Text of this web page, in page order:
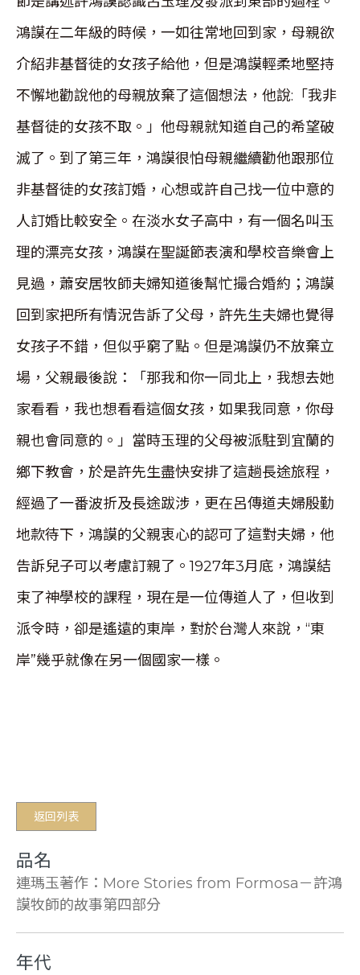
鴻謨在二年級的時候，一如往常地回到家，母親欲
介紹非基督徒的女孩子給他，但是鴻謨輕柔地堅持
不懈地勸說他的母親放棄了這個想法，他說:「我非
基督徒的女孩不取。」他母親就知道自己的希望破
滅了。到了第三年，鴻謨很怕母親繼續勸他跟那位
非基督徒的女孩訂婚，心想或許自己找一位中意的
人訂婚比較安全。在淡水女子高中，有一個名叫玉
理的漂亮女孩，鴻謨在聖誕節表演和學校音樂會上
見過，蕭安居牧師夫婦知道後幫忙撮合婚約；鴻謨
回到家把所有情況告訴了父母，許先生夫婦也覺得
女孩子不錯，但似乎窮了點。但是鴻謨仍不放棄立
場，父親最後說：「那我和你一同北上，我想去她
家看看，我也想看看這個女孩，如果我同意，你母
親也會同意的。」當時玉理的父母被派駐到宜蘭的
鄉下教會，於是許先生盡快安排了這趟長途旅程，
經過了一番波折及長途跋涉，更在呂傳道夫婦殷勤
地款待下，鴻謨的父親衷心的認可了這對夫婦，他
告訴兒子可以考慮訂親了。1927年3月底，鴻謨結
束了神學校的課程，現在是一位傳道人了，但收到
派令時，卻是遙遠的東岸，對於台灣人來說，“東
岸”幾乎就像在另一個國家一樣。
返回列表
品名
連瑪玉著作：More Stories from Formosa－許鴻
謨牧師的故事第四部分
年代